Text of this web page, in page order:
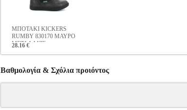
ΜΠΟΤΑΚΙ KICKERS
RUMBY 830170 ΜΑΥΡΟ
ΜΕΤΑΛΛΙΖΕ
28.16 €
Βαθμολογία & Σχόλια προιόντος